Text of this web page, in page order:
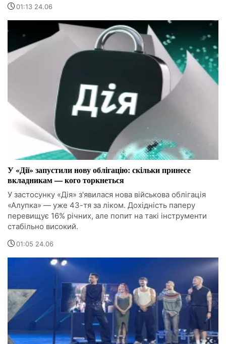
01:13 24.06
У «Дії» запустили нову облігацію: скільки принесе
вкладникам — кого торкнеться
У застосунку «Дія» з'явилася нова військова облігація
«Алупка» — уже 43-тя за ліком. Дохідність паперу
перевищує 16% річних, але попит на такі інструменти
стабільно високий.
01:05 24.06